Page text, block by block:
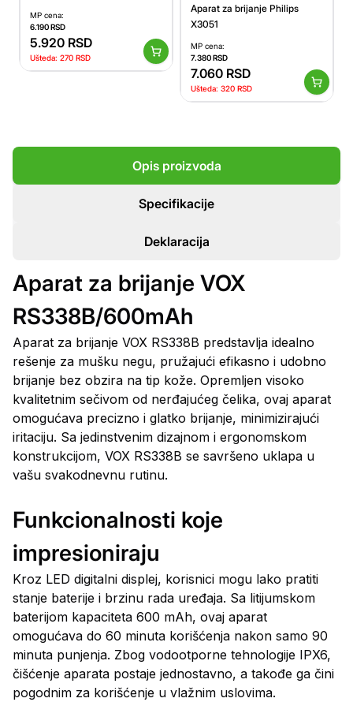
MP cena:
6.190RSD
5.920 RSD
Ušteda: 270 RSD
Aparat za brijanje Philips
X3051
MP cena:
7.380RSD
7.060 RSD
Ušteda: 320 RSD
Opis proizvoda
Specifikacije
Deklaracija
Aparat za brijanje VOX
RS338B/600mAh
Aparat za brijanje VOX RS338B predstavlja idealno
rešenje za mušku negu, pružajući efikasno i udobno
brijanje bez obzira na tip kože. Opremljen visoko
kvalitetnim sečivom od nerđajućeg čelika, ovaj aparat
omogućava precizno i glatko brijanje, minimizirajući
iritaciju. Sa jedinstvenim dizajnom i ergonomskom
konstrukcijom, VOX RS338B se savršeno uklapa u
vašu svakodnevnu rutinu.
Funkcionalnosti koje
impresioniraju
Kroz LED digitalni displej, korisnici mogu lako pratiti
stanje baterije i brzinu rada uređaja. Sa litijumskom
baterijom kapaciteta 600 mAh, ovaj aparat
omogućava do 60 minuta korišćenja nakon samo 90
minuta punjenja. Zbog vodootporne tehnologije IPX6,
čišćenje aparata postaje jednostavno, a takođe ga čini
pogodnim za korišćenje u vlažnim uslovima.